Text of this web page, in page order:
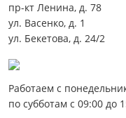
пр-кт Ленина, д. 78
ул. Васенко, д. 1
ул. Бекетова, д. 24/2
Работаем с
по субботам с 09:00 до